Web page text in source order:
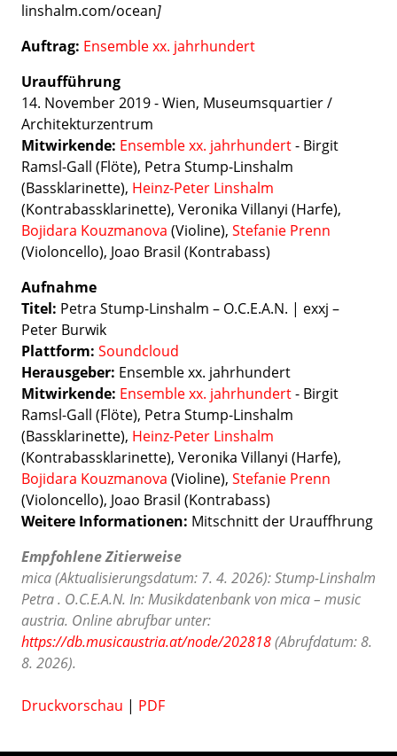
linshalm.com/ocean]
Auftrag: Ensemble xx. jahrhundert
Uraufführung
14. November 2019 - Wien, Museumsquartier /
Architekturzentrum
Mitwirkende: Ensemble xx. jahrhundert- Birgit
Ramsl-Gall (Flöte), Petra Stump-Linshalm
(Bassklarinette), Heinz-Peter Linshalm
(Kontrabassklarinette), Veronika Villanyi (Harfe),
Bojidara Kouzmanova (Violine), Stefanie Prenn
(Violoncello), Joao Brasil (Kontrabass)
Aufnahme
Titel: Petra Stump-Linshalm – O.C.E.A.N. | exxj –
Peter Burwik
Plattform: Soundcloud
Herausgeber: Ensemble xx. jahrhundert
Mitwirkende: Ensemble xx. jahrhundert- Birgit
Ramsl-Gall (Flöte), Petra Stump-Linshalm
(Bassklarinette), Heinz-Peter Linshalm
(Kontrabassklarinette), Veronika Villanyi (Harfe),
Bojidara Kouzmanova (Violine), Stefanie Prenn
(Violoncello), Joao Brasil (Kontrabass)
Weitere Informationen: Mitschnitt der Urauffhrung
Empfohlene Zitierweise
mica (Aktualisierungsdatum: 7. 4. 2026): Stump-Linshalm
Petra . O.C.E.A.N. In: Musikdatenbank von mica – music
austria. Online abrufbar unter:
https://db.musicaustria.at/node/202818(Abrufdatum: 8.
8. 2026).
Druckvorschau | PDF